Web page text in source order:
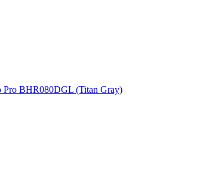
Pro BHR080DGL (Titan Gray)